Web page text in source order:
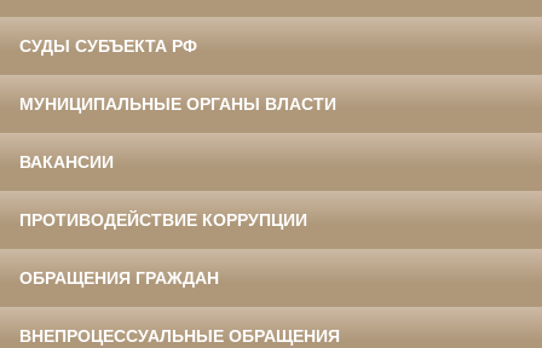
СУДЫ СУБЪЕКТА РФ
МУНИЦИПАЛЬНЫЕ ОРГАНЫ ВЛАСТИ
ВАКАНСИИ
ПРОТИВОДЕЙСТВИЕ КОРРУПЦИИ
ОБРАЩЕНИЯ ГРАЖДАН
ВНЕПРОЦЕССУАЛЬНЫЕ ОБРАЩЕНИЯ